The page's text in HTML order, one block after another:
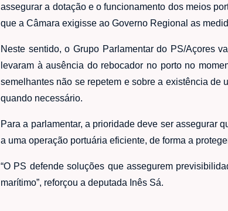
assegurar a dotação e o funcionamento dos meios
que a Câmara exigisse ao Governo Regional as
Neste sentido, o Grupo Parlamentar do PS/Açores
levaram à ausência do rebocador no porto no
semelhantes não se repetem e sobre a existência
quando necessário.
Para a parlamentar, a prioridade deve ser assegurar
a uma operação portuária eficiente, de forma a
“O PS defende soluções que assegurem
marítimo”, reforçou a deputada Inês Sá.